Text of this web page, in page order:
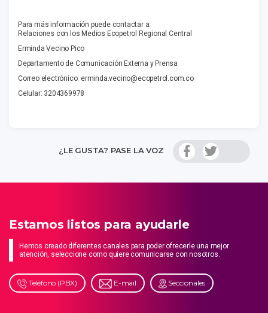
Para más información puede contactar a:
Relaciones con los Medios Ecopetrol Regional Central
Erminda Vecino Pico
Departamento de Comunicación Externa y Prensa
Correo electrónico: erminda.vecino@ecopetrol.com.co
Celular: 3204369978
¿LE GUSTA? PASE LA VOZ
Estamos listos para ayudarle
Hemos creado diferentes canales para poder ofrecerle una mejor
atención, seleccione como quiere comunicarse con nosotros.
Teléfono (PBX) E-mail Seccionales